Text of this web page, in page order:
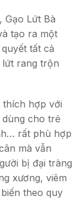
Gạo Lứt Bà
tạo ra một
tất cả
lứt rang trộn
thích hợp với
cho trẻ
rất phù hợp
mà vẫn
bị đại tràng
xương, viêm
theo quy